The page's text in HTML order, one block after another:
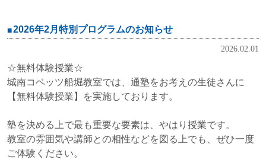
2026年2月特別プログラムのお知らせ
2026.02.01
☆無料体験授業☆
城南コベッツ船堀教室では、通塾をお考えの生徒さんに
【無料体験授業】を実施しております。
塾を決める上で最も重要な要素は、やはり授業です。
教室の雰囲気や講師との相性などを図る上でも、ぜひ一度
ご体験ください。